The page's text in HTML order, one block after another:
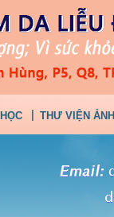
THƯ VIỆN ẢNH